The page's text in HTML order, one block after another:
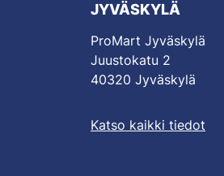
JYVÄSKYLÄ
ProMart Jyväskylä
Juustokatu 2
40320 Jyväskylä
Katso kaikki tiedot